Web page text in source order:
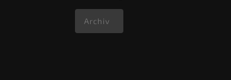
Archiv